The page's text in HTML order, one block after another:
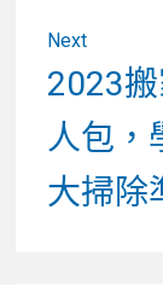
Next
Next
post:
2023
人包，
大掃除